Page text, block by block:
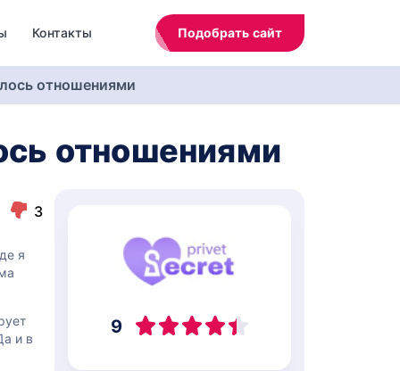
Контакты Подобрать сайт
отношениями
отношениями
3
я
и в
9